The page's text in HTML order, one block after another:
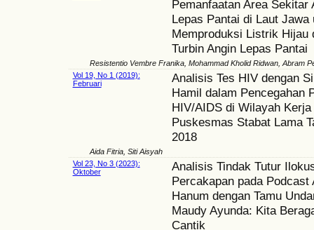
Pemanfaatan Area Sekitar
Lepas Pantai di Laut Jawa
Memproduksi Listrik Hijau
Turbin Angin Lepas Pantai
Resistentio Vembre Franika, Mohammad Kholid Ridwan, Abram
Vol 19, No 1 (2019):
Februari
Analisis Tes HIV dengan
Hamil dalam Pencegahan
HIV/AIDS di Wilayah Kerja
Puskesmas Stabat Lama
2018
Aida Fitria, Siti Aisyah
Vol 23, No 3 (2023):
Oktober
Analisis Tindak Tutur
Percakapan pada Podcast
Hanum dengan Tamu
Maudy Ayunda: Kita
Cantik